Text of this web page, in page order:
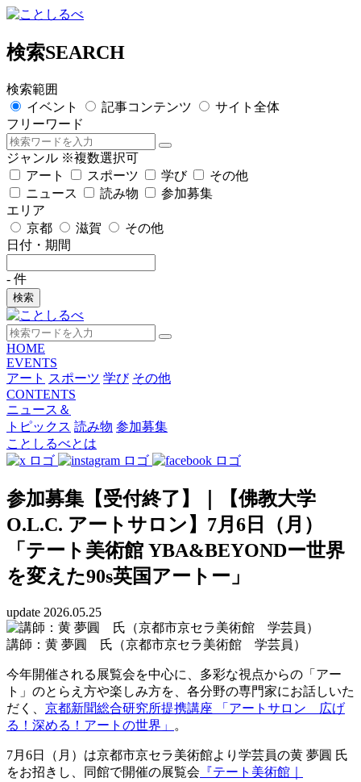
検索SEARCH
検索範囲
イベント
記事コンテンツ
サイト全体
フリーワード
ジャンル ※複数選択可
アート
スポーツ 学び
その他
ニュース
読み物
参加募集
エリア
京都
滋賀
その他
日付・期間
- 件
検索
HOME
EVENTS
アート スポーツ 学び その他
CONTENTS
ニュース＆
トピックス 読み物 参加募集
ことしるべとは
参加募集【受付終了】｜【佛教大学
O.L.C. アートサロン】7月6日（月）
「テート美術館 YBA&BEYONDー世界
を変えた90s英国アートー」
update 2026.05.25
講師：黄 夢圓 氏（京都市京セラ美術館 学芸員）
今年開催される展覧会を中心に、多彩な視点からの「アー
ト」のとらえ方や楽しみ方を、各分野の専門家にお話しいた
だく、 京都新聞総合研究所提携講座 「アートサロン 広げ
る！深める！アートの世界」
。
7月6日（月）は京都市京セラ美術館より学芸員の黄 夢圓 氏
をお招きし、同館で開催の展覧会 『テート美術館｜